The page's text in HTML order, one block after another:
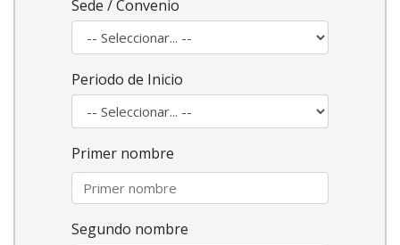
Sede / Convenio
Periodo de Inicio
Primer nombre
Segundo nombre